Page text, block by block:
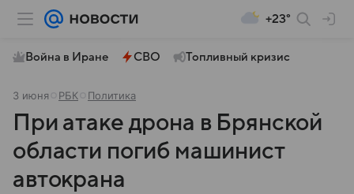
+23°
Война в Иране СВО Топливный кризис
3 июня РБК Политика
При атаке дрона в Брянской
области погиб машинист
автокрана